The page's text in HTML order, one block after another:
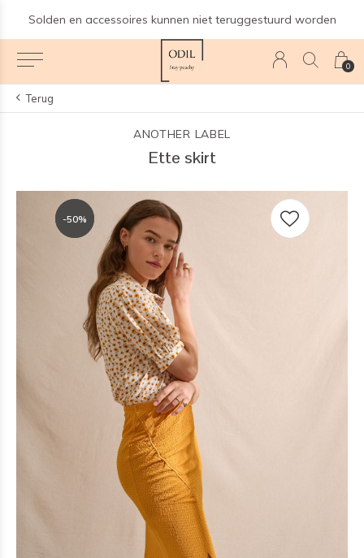
0
Solden en accessoires kunnen niet teruggestuurd worden
Terug
ANOTHER LABEL
Ette skirt
-50%
-50%